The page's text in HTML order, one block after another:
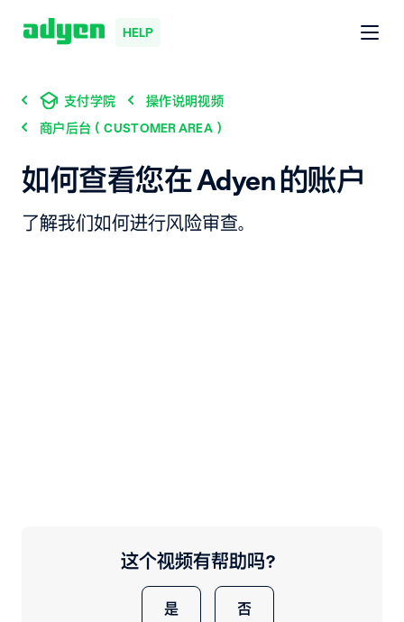
HELP
支付学院
操作说明视频
商户后台（CUSTOMER AREA）
如何查看您在 Adyen 的账户
了解我们如何进行风险审查。
这个视频有帮助吗？
是 否